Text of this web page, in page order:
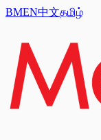
BMEN中文தமிழ்